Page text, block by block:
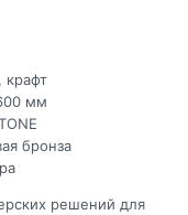
крафт
мм
бронза
решений для